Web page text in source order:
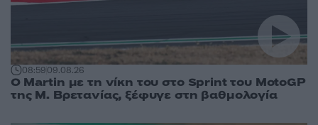
08:5909.08.26
O Martin με τη νίκη του στο Sprint του MotoGP
της Μ. Βρετανίας, ξέφυγε στη βαθμολογία